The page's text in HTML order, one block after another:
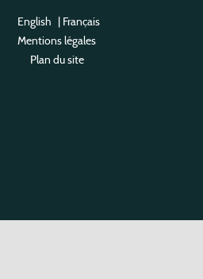
English | Français
Mentions légales
Plan du site